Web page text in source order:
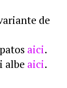
de
aici.
albe aici.